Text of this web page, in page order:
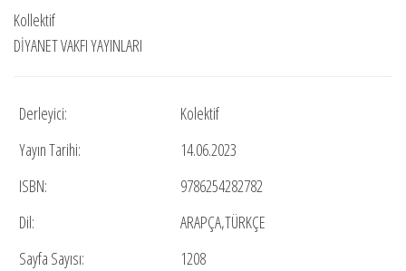
₺650,00. fiyat:
Kollektif
DİYANET VAKFI YAYINLARI
Derleyici:
Kolektif
Yayın Tarihi:
14.06.2023
ISBN:
9786254282782
Dil:
ARAPÇA,TÜRKÇE
Sayfa Sayısı:
1208